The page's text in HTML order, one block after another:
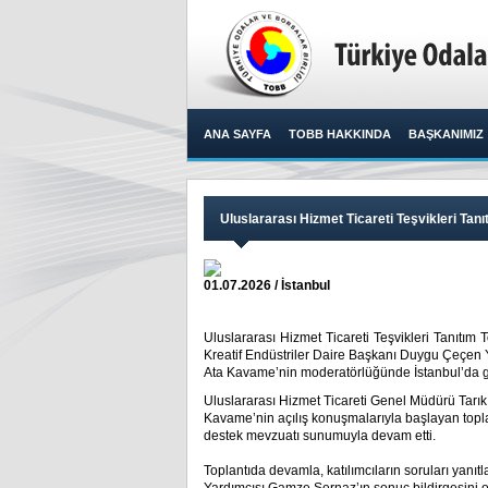
ANA SAYFA TOBB HAKKINDA BAŞKANIMIZ
Uluslararası Hizmet Ticareti Teşvikleri
01.07.2026 / İstanbul
Uluslararası Hizmet Ticareti Teşvikleri Tanıtım
Kreatif Endüstriler Daire Başkanı Duygu Çeçen
Ata Kavame’nin moderatörlüğünde İstanbul’da
Uluslararası Hizmet Ticareti Genel Müdürü
Kavame’nin açılış konuşmalarıyla başlayan
destek mevzuatı sunumuyla devam etti.
Toplantıda devamla, katılımcıların soruları